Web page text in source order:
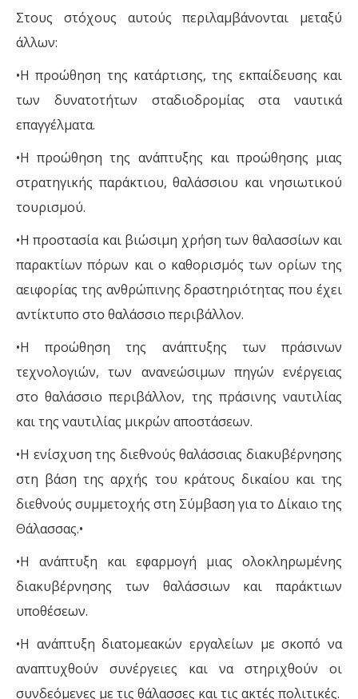
Στους στόχους αυτούς περιλαμβάνονται μεταξύ
άλλων:
•Η προώθηση της κατάρτισης, της εκπαίδευσης και
των δυνατοτήτων σταδιοδρομίας στα ναυτικά
επαγγέλματα.
•Η προώθηση της ανάπτυξης και προώθησης μιας
στρατηγικής παράκτιου, θαλάσσιου και νησιωτικού
τουρισμού.
•Η προστασία και βιώσιμη χρήση των θαλασσίων και
παρακτίων πόρων και ο καθορισμός των ορίων της
αειφορίας της ανθρώπινης δραστηριότητας που έχει
αντίκτυπο στο θαλάσσιο περιβάλλον.
•Η προώθηση της ανάπτυξης των πράσινων
τεχνολογιών, των ανανεώσιμων πηγών ενέργειας
στο θαλάσσιο περιβάλλον, της πράσινης ναυτιλίας
και της ναυτιλίας μικρών αποστάσεων.
•Η ενίσχυση της διεθνούς θαλάσσιας διακυβέρνησης
στη βάση της αρχής του κράτους δικαίου και της
διεθνούς συμμετοχής στη Σύμβαση για το Δίκαιο της
Θάλασσας.•
•Η ανάπτυξη και εφαρμογή μιας ολοκληρωμένης
διακυβέρνησης των θαλάσσιων και παράκτιων
υποθέσεων.
•Η ανάπτυξη διατομεακών εργαλείων με σκοπό να
αναπτυχθούν συνέργειες και να στηριχθούν οι
συνδεόμενες με τις θάλασσες και τις ακτές πολιτικές.